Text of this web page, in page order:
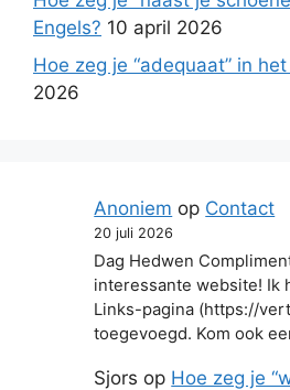
Engels? 10 april 2026
Hoe zeg je “adequaat” in het
2026
Anoniem op Contact
20 juli 2026
Dag Hedwen
interessante website! Ik
Links-pagina (https://
toegevoegd. Kom ook
Sjors op Hoe zeg je